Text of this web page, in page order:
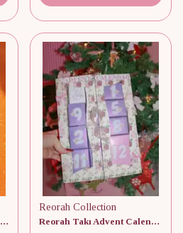
Winx Club® Stella Enchantix Fairy Wings Set
Reorah Collection
Reorah Takı Advent Calendar 12 Adet